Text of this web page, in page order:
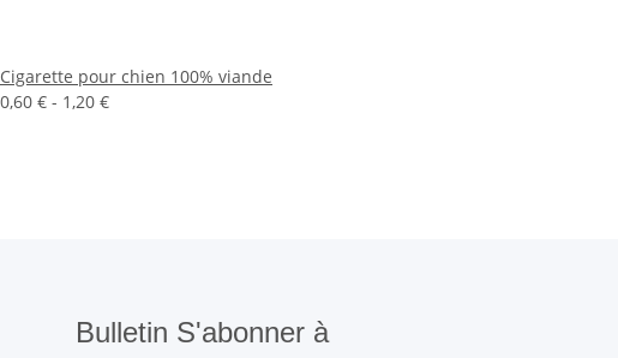
Cigarette pour chien 100% viande
0,60 € - 1,20 €
Bulletin S'abonner à